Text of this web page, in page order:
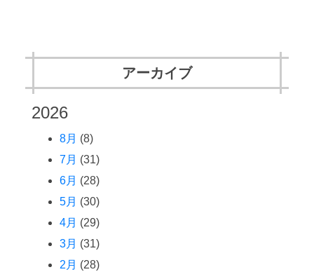
アーカイブ
2026
8月 (8)
7月 (31)
6月 (28)
5月 (30)
4月 (29)
3月 (31)
2月 (28)